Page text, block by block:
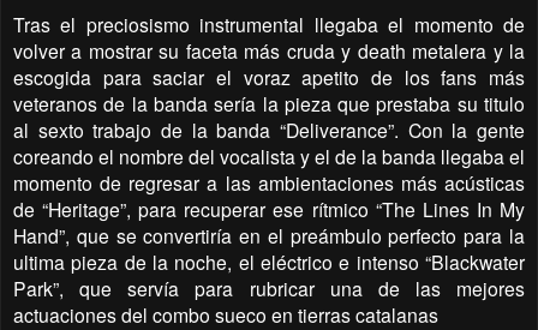
Tras el preciosismo instrumental llegaba el momento de
volver a mostrar su faceta más cruda y death metalera y la
escogida para saciar el voraz apetito de los fans más
veteranos de la banda sería la pieza que prestaba su titulo
al sexto trabajo de la banda “Deliverance”. Con la gente
coreando el nombre del vocalista y el de la banda llegaba el
momento de regresar a las ambientaciones más acústicas
de “Heritage”, para recuperar ese rítmico “The Lines In My
Hand”, que se convertiría en el preámbulo perfecto para la
ultima pieza de la noche, el eléctrico e intenso “Blackwater
Park”, que servía para rubricar una de las mejores
actuaciones del combo sueco en tierras catalanas